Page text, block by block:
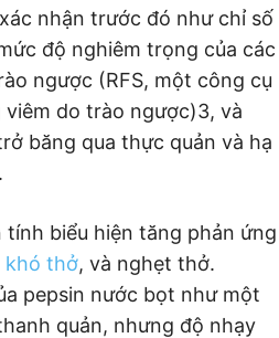
nhận trước đó như chỉ số
độ nghiêm trọng của các
ngược (RFS, một công cụ
do trào ngược)3, và
băng qua thực quản và hạ
biểu hiện tăng phản ứng
khó thở, và nghẹt thở.
pepsin nước bọt như một
quản, nhưng độ nhạy